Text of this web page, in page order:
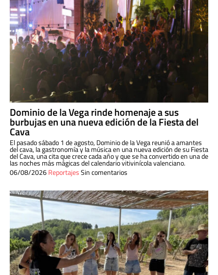
Dominio de la Vega rinde homenaje a sus
burbujas en una nueva edición de la Fiesta del
Cava
El pasado sábado 1 de agosto, Dominio de la Vega reunió a amantes
del cava, la gastronomía y la música en una nueva edición de su Fiesta
del Cava, una cita que crece cada año y que se ha convertido en una de
las noches más mágicas del calendario vitivinícola valenciano.
06/08/2026ReportajesSin comentarios